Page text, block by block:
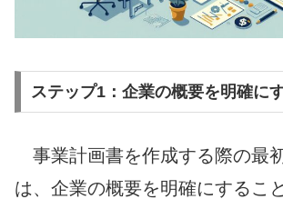
ステップ1：企業の概要を明確に
事業計画書を作成する際の最
は、企業の概要を明確にするこ